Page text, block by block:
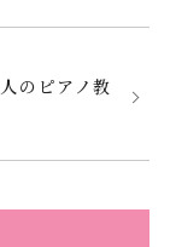
のピアノ教